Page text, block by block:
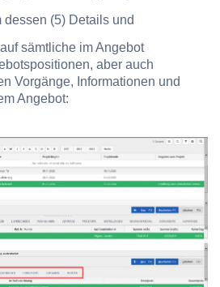
dessen (5) Details und
sämtliche im Angebot
, aber auch
Vorgänge, Informationen und
Angebot: